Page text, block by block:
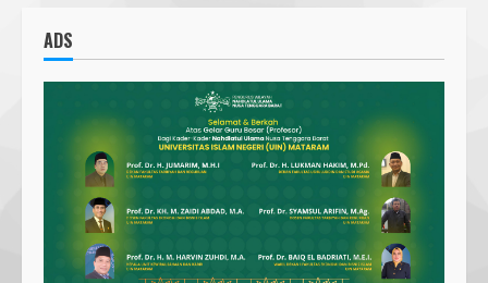
7
300 Nakes Disiapkan untuk MotoGP
RSUD NTB Siap Menangani
30 September 2023
1
Parkir Semrawut di Depan RS
Cahaya Medika Praya Dikeluhkan
Penegakan Aturan
ADS